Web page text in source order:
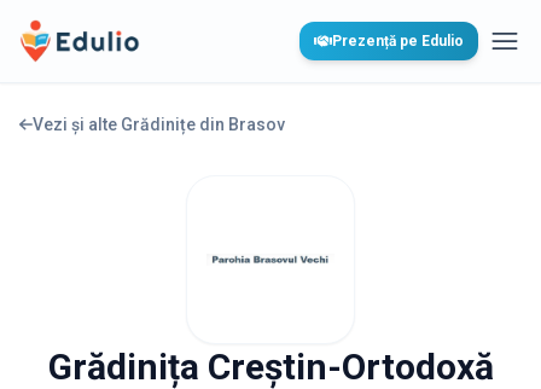
Edulio Prezență pe Edulio
Vezi și alte Grădinițe din Brasov
Grădinița Creștin-Ortodoxă